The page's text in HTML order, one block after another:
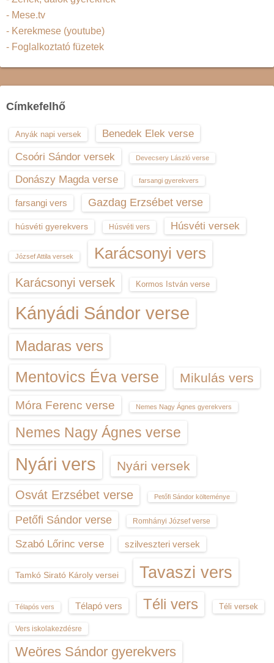
- Mese.tv
- Kerekmese (youtube)
- Foglalkoztató füzetek
Címkefelhő
Anyák napi versek
Benedek Elek verse
Csoóri Sándor versek
Devecsery László verse
Donászy Magda verse farsangi gyerekvers
farsangi vers Gazdag Erzsébet verse
húsvéti gyerekvers Húsvéti vers Húsvéti versek
József Attila versek Karácsonyi vers
Karácsonyi versek Kormos István verse
Kányádi Sándor verse
Madaras vers
Mentovics Éva verse Mikulás vers
Móra Ferenc verse Nemes Nagy Ágnes gyerekvers
Nemes Nagy Ágnes verse
Nyári vers Nyári versek
Osvát Erzsébet verse Petőfi Sándor költeménye
Petőfi Sándor verse Romhányi József verse
Szabó Lőrinc verse szilveszteri versek
Tamkó Sirató Károly versei Tavaszi vers
Télapós vers Télapó vers Téli vers Téli versek
Vers iskolakezdésre
Weöres Sándor gyerekvers